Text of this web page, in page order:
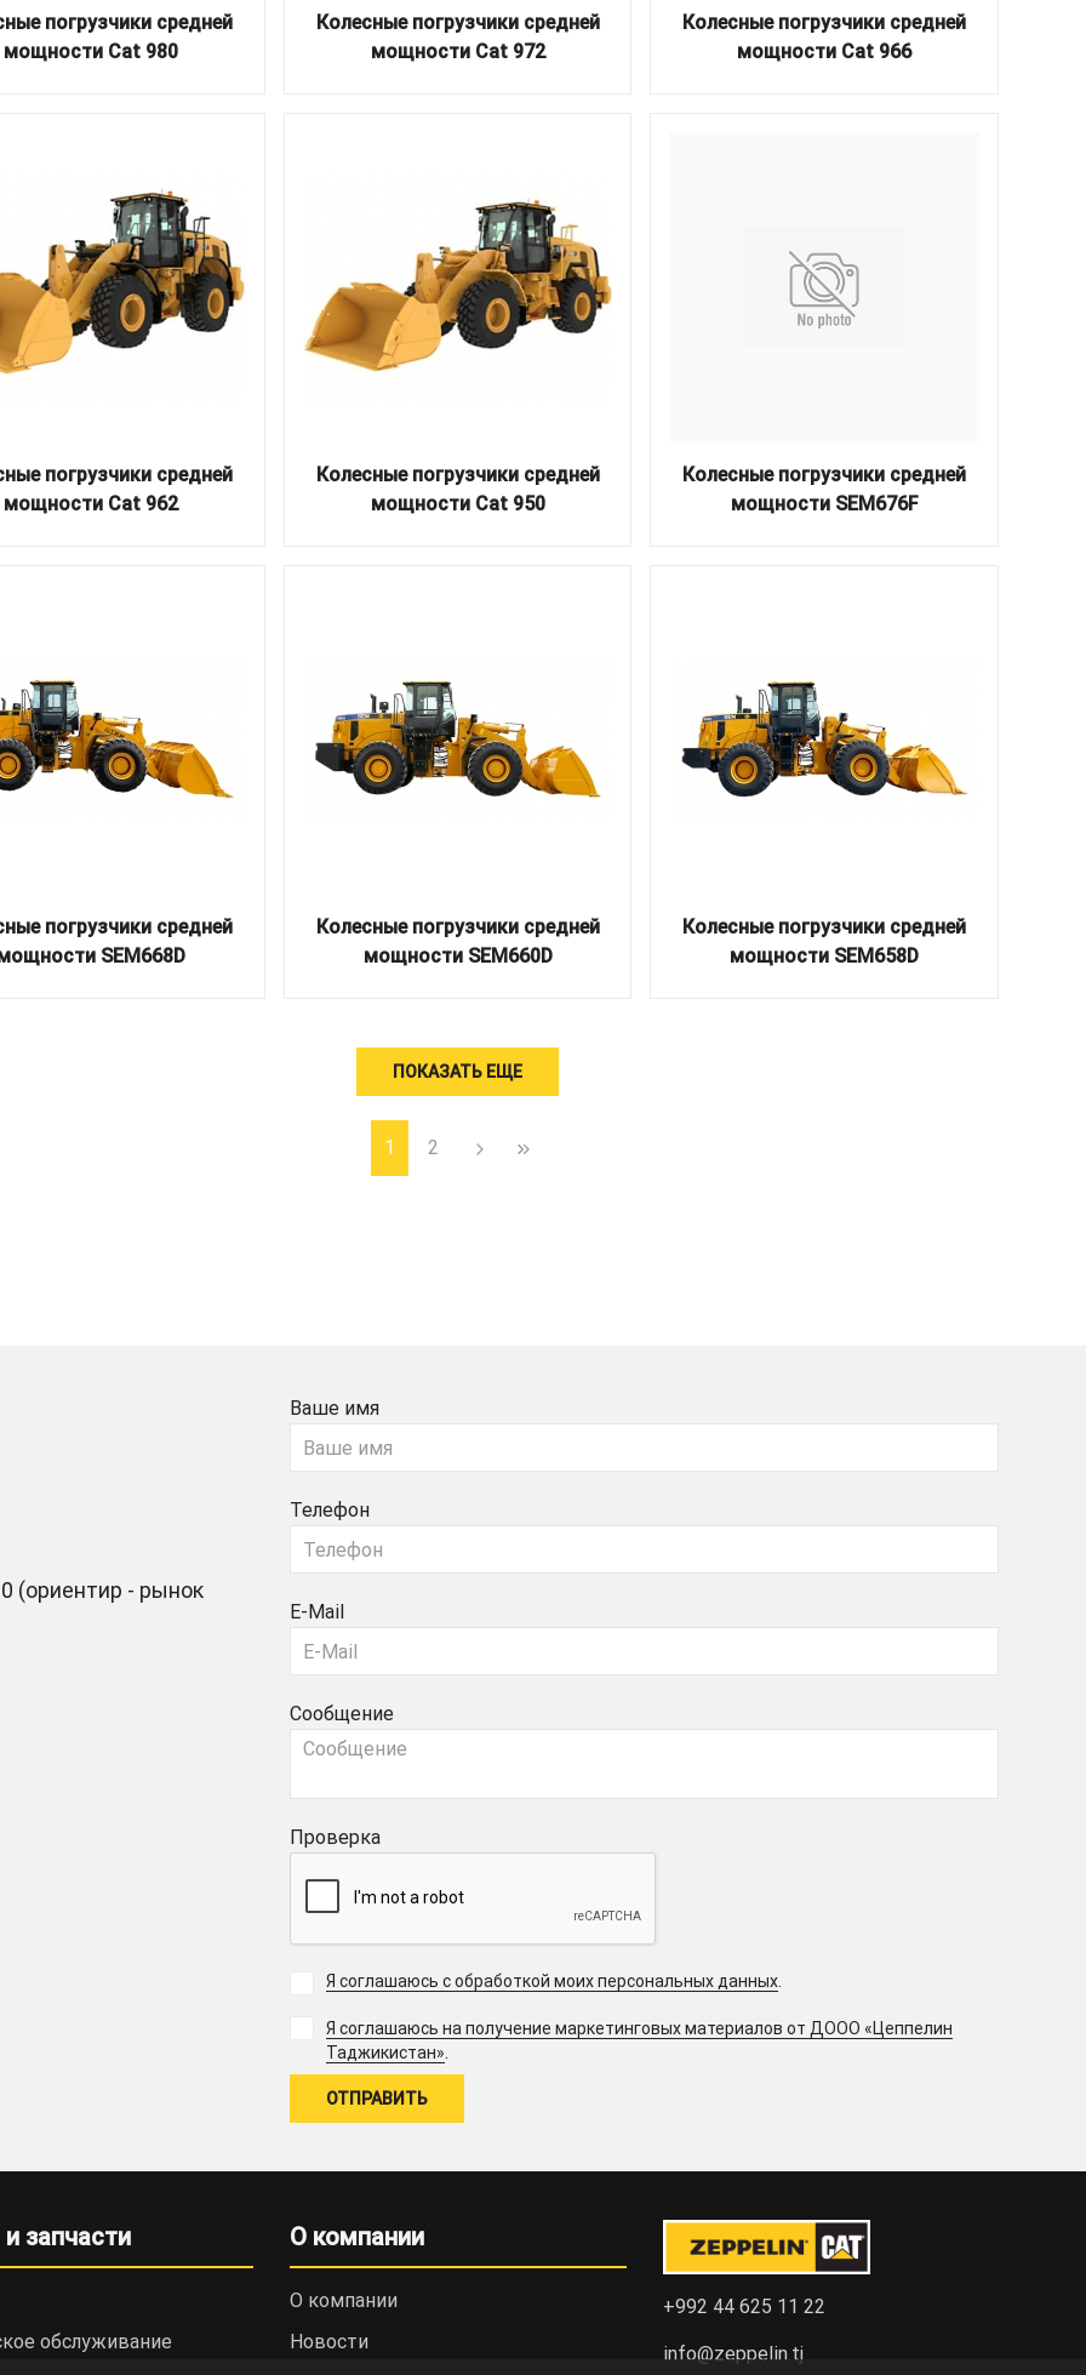
погрузчики средней
мощности Cat 980
Колесные погрузчики средней
мощности Cat 972
Колесные погрузчики средней
мощности Cat 966
погрузчики средней
мощности Cat 962
Колесные погрузчики средней
мощности Cat 950
Колесные погрузчики средней
мощности SEM676F
погрузчики средней
SEM668D
Колесные погрузчики средней
мощности SEM660D
Колесные погрузчики средней
мощности SEM658D
ПОКАЗАТЬ ЕЩЕ
1 2
(ориентир - рынок
Ваше имя
Телефон
E-Mail
Сообщение
Проверка
Я соглашаюсь с обработкой моих персональных данных
Я соглашаюсь на получение маркетинговых материалов от ДООО «Цеппелин
Таджикистан».
запчасти
обслуживание
О компании
О компании
Новости
+992 44 625 11 22
info@zeppelin.tj